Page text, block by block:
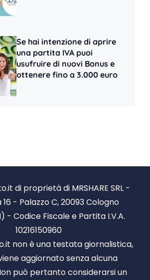
Se hai intenzione di aprire
una partita IVA puoi
usufruire di nuovi Bonus e
ottenere fino a 3.000 euro
di proprietà di MRSHARE SRL -
16 - Palazzo C, 20093 Cologno
- Codice Fiscale e Partita I.V.A.
10216150960
non è una testata giornalistica,
aggiornato senza alcuna
può pertanto considerarsi un